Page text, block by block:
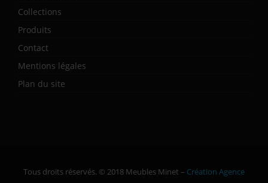
Collections
Produits
Contact
Mentions légales
Plan du site
Tous droits réservés. © 2018 Meubles Minet – Création Agence